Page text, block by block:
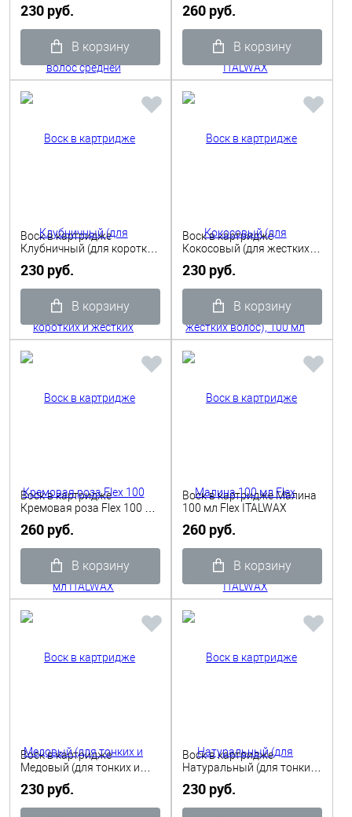
мл ITALWAX
230 руб.
В корзину
260 руб.
В корзину
Воск в картридже
Клубничный (для коротких
ITALWAX
230 руб.
В корзину
Воск в картридже
Кокосовый (для жестких
230 руб.
В корзину
Воск в картридже
Кремовая роза Flex 100 мл
260 руб.
В корзину
Воск в картридже Малина
100 мл Flex ITALWAX
260 руб.
В корзину
Воск в картридже
Медовый (для тонких и
ITALWAX
230 руб.
Воск в картридже
Натуральный (для тонких
ITALWAX
230 руб.